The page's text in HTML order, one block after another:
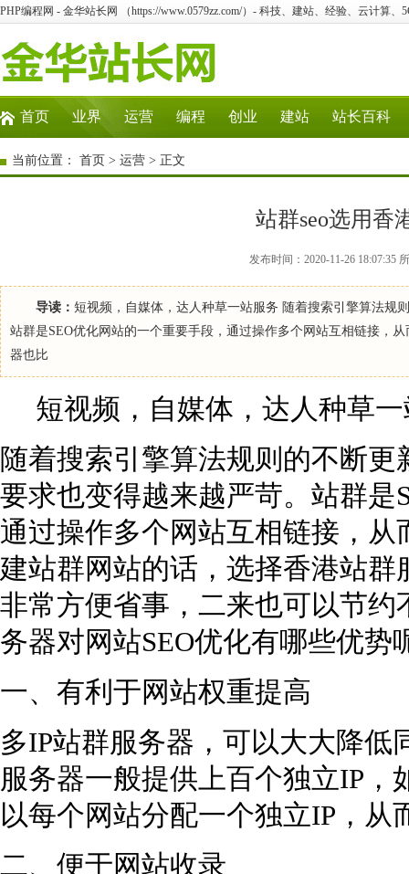
PHP编程网 - 金华站长网 （https://www.0579zz.com/）- 科技、建站、经验、云计算、
首页 业界 运营 编程 创业 建站 站长百科
当前位置： 首页 > 运营 > 正文
站群seo选用香
发布时间：2020-11-26 18:07:35
导读： 短视频，自媒体，达人种草一站服务 随着搜索引擎算法规
站群是SEO优化网站的一个重要手段，通过操作多个网站互相链接，
器也比
短视频，自媒体，达人种草一
随着搜索引擎算法规则的不断
要求也变得越来越严苛。站群是
通过操作多个网站互相链接，
建站群网站的话，选择香港站
非常方便省事，二来也可以节
务器对网站SEO优化有哪些优势
一、有利于网站权重提高
多IP站群服务器，可以大大降低
服务器一般提供上百个独立IP
以每个网站分配一个独立IP，从
二、便于网站收录